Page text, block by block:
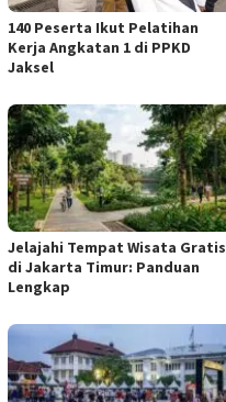
140 Peserta Ikut Pelatihan
Kerja Angkatan 1 di PPKD
Jaksel
Jelajahi Tempat Wisata Gratis
di Jakarta Timur: Panduan
Lengkap